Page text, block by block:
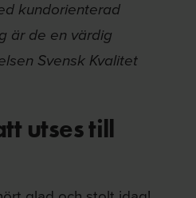
kundorienterad
är de en värdig
Svensk Kvalitet
utses till